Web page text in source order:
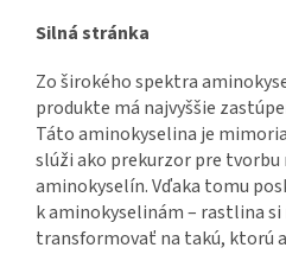
Silná stránka
Zo širokého spektra
produkte má najvyššie
Táto aminokyselina je
slúži ako prekurzor pre tvorbu
aminokyselín. Vďaka tomu
k aminokyselinám – rastlina
transformovať na takú, ktorú